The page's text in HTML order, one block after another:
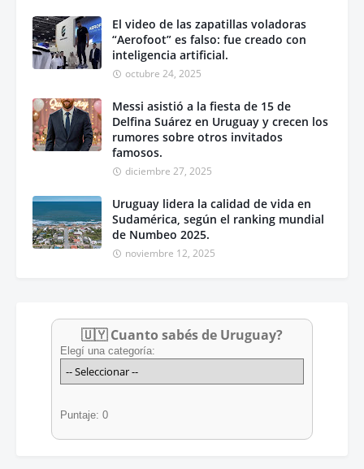
El video de las zapatillas voladoras
“Aerofoot” es falso: fue creado con
inteligencia artificial.
octubre 24, 2025
Messi asistió a la fiesta de 15 de
Delfina Suárez en Uruguay y crecen los
rumores sobre otros invitados
famosos.
diciembre 27, 2025
Uruguay lidera la calidad de vida en
Sudamérica, según el ranking mundial
de Numbeo 2025.
noviembre 12, 2025
🇺🇾 Cuanto sabés de Uruguay?
Elegí una categoría:
Puntaje: 0